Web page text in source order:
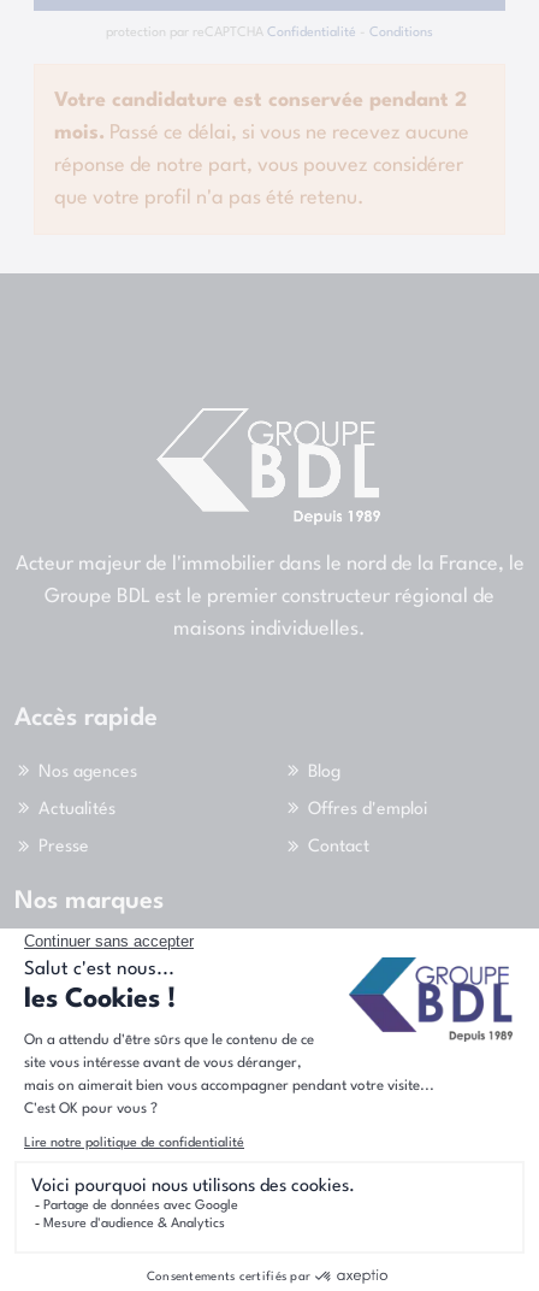
protection par reCAPTCHA Confidentialité Conditions
Votre candidature est conservée pendant 2
mois. Passé ce délai, si vous ne recevez aucune
réponse de notre part, vous pouvez considérer
que votre profil n'a pas été retenu.
Acteur majeur de l'immobilier dans le nord de la France, le
Groupe BDL est le premier constructeur régional de
maisons individuelles.
Accès rapide
Nos agences
Actualités
Presse
Blog
Offres d'emploi
Contact
Nos marques
Nous suivre